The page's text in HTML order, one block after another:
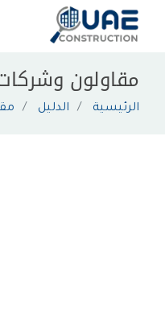
مقاولون
الرئيسية الدليل